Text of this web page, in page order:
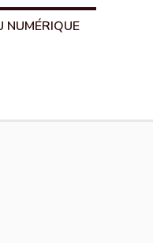
NUMÉRIQUE